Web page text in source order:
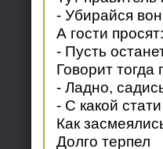
- Убирайся
А гости просят:
- Пусть
Говорит тогда
- Ладно,
- С какой
Как
Долго терпел